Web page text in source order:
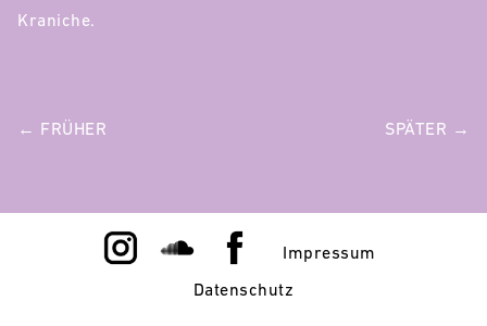
Kraniche.
POST
← FRÜHER SPÄTER →
Impressum
Datenschutz